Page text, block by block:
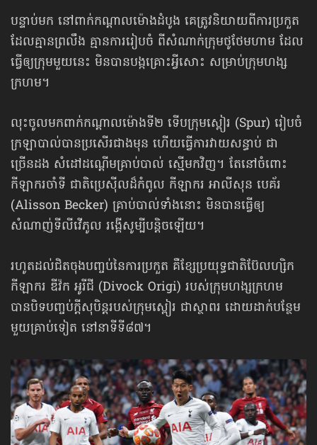
បន្ទាប់មក នៅពាក់កណ្ដាលម៉ោងដំបូង គេត្រូវនិយាយពីការប្រកួត
ដែលគ្មានព្រលឹង គ្មានការរៀបចំ ពីសំណាក់ក្រុមថូថែមហាម ដែល
ធ្វើឲ្យក្រុមមួយនេះ មិនបានបង្កគ្រោះអ្វីសោះ សម្រាប់ក្រុមហង្ស
ក្រហម។
លុះចូលមកពាក់កណ្ដាលម៉ោងទី២ ទើបក្រុមស្ពៀរ (Spur) រៀបចំ
ក្រឡាបាល់បានប្រសើរជាងមុន ហើយធ្វើការវាយសន្ធាប់ ជា
ច្រើនដង សំដៅដណ្ដើមគ្រាប់បាល់ ស្មើមកវិញ។ តែនៅចំពោះ
កីឡាករចាំទី ជាតិប្រេស៊ីលដ៏កំពូល កីឡាករ អាលីសុន បេគ័រ
(Alisson Becker) គ្រាប់បាល់ទាំងនោះ មិនបានធ្វើឲ្យ
សំណាញ់ទីលីវើភូល រង្គើសូម្បីបន្តិចឡើយ។
រហូតដល់ជិតចុងបញ្ចប់នៃការប្រកួត គឺខ្សែប្រយុទ្ធជាតិប៊ែលហ្សិក
កីឡាករ ឌីវ៉ក អូរីជី (Divock Origi) របស់ក្រុមហង្សក្រហម
បានបិទបញ្ចប់ក្ដីសុបិន្តរបស់ក្រុមស្ពៀរ ជាស្ថាពរ ដោយដាក់បន្ថែម
មួយគ្រាប់ទៀត នៅនាទីទី៨៧។